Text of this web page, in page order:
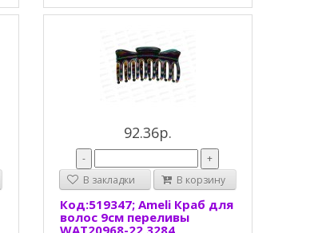
92.36р.
-
+
В закладки
В корзину
Код:519347; Ameli Краб для
волос 9см переливы
WAT20968-22 3284